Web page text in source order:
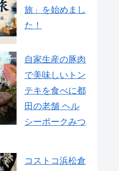
旅」を始めまし
た！
自家生産の豚肉
で美味しいトン
テキを食べに都
田の老舗 ヘル
シーポークみつ
コストコ浜松倉